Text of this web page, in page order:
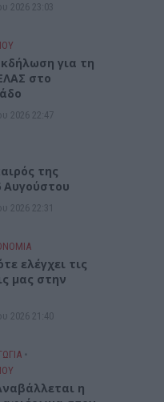
2026 23:03
για τη
στο
2026 22:47
της
Αυγούστου
2026 22:31
ελέγχει τις
μας στην
2026 21:40
•
η